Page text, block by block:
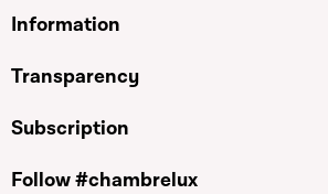
Information
Transparency
Subscription
Follow #chambrelux